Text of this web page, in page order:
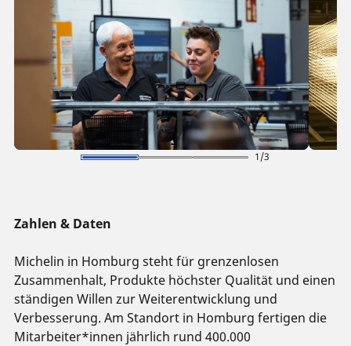
1 3
Zahlen & Daten
Michelin in Homburg steht für grenzenlosen
Zusammenhalt, Produkte höchster Qualität und einen
ständigen Willen zur Weiterentwicklung und
Verbesserung. Am Standort in Homburg fertigen die
Mitarbeiter*innen jährlich rund 400.000